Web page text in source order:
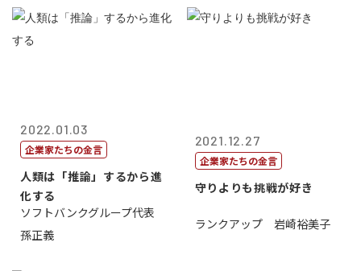
2022.01.03
企業家たちの金言
人類は「推論」するから進
化する
ソフトバンクグループ代表
孫正義
2021.12.27
企業家たちの金言
守りよりも挑戦が好き
ランクアップ 岩崎裕美子